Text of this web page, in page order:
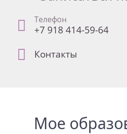
Телефон
+7 918 414-59-64
Контакты
Мое